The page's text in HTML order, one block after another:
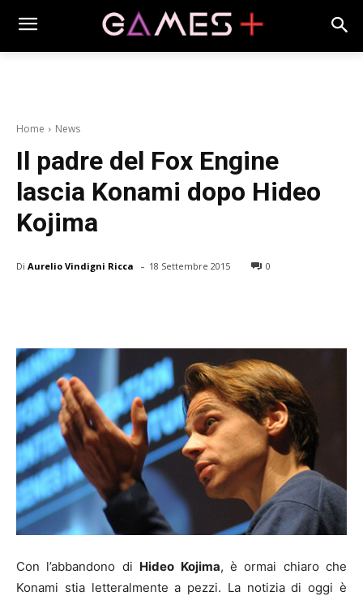
Home News
Il padre del Fox Engine
lascia Konami dopo Hideo
Kojima
Di Aurelio Vindigni Ricca - 18 Settembre 2015 0
Con l’abbandono di Hideo Kojima, è ormai chiaro che
Konami stia letteralmente a pezzi. La notizia di oggi è